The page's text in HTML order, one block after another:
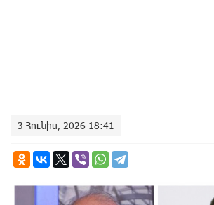
3 Հունիս, 2026 18:41